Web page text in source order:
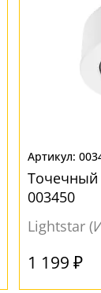
Точечный
003450
Lightstar
1 199 ₽